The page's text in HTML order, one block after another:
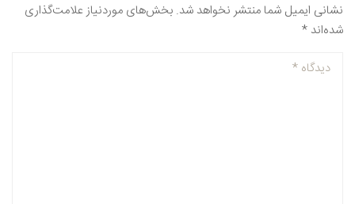
نشانی ایمیل شما منتشر نخواهد شد. بخش‌های موردنیاز علامت‌گذاری
شده‌اند *